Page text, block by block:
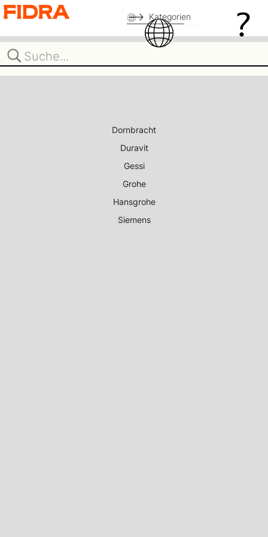
Kategorien
Dornbracht
Duravit
Gessi
Grohe
Hansgrohe
Siemens